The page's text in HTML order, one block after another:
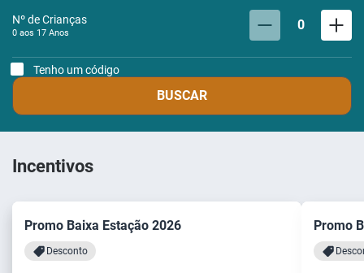
Nº de Crianças
0 aos 17 Anos 0
Tenho um código
BUSCAR
Incentivos
Promo Baixa Estação 2026
Desconto
Promo